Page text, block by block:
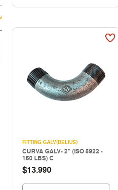
FITTING GALV(DELIUS)
CURVA GALV- 2" (ISO 5922 -
150 LBS) C
$13.990